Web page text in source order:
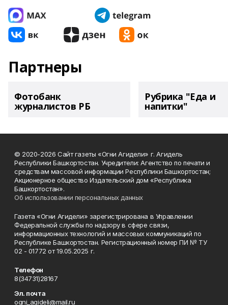
Партнеры
Фотобанк
журналистов РБ
Рубрика "Еда и
напитки"
© 2020-2026 Сайт газеты «Огни Агидели» г. Агидель
Республики Башкортостан. Учредители: Агентство по печати и
средствам массовой информации Республики Башкортостан;
Акционерное общество Издательский дом «Республика
Башкортостан».
Об использовании персональных данных
Газета «Огни Агидели» зарегистрирована в Управлении
Федеральной службы по надзору в сфере связи,
информационных технологий и массовых коммуникаций по
Республике Башкортостан. Регистрационный номер ПИ № ТУ
02 - 01772 от 19.05.2025 г.
Телефон
8(34731)28167
Эл. почта
ogni_agideli@mail.ru